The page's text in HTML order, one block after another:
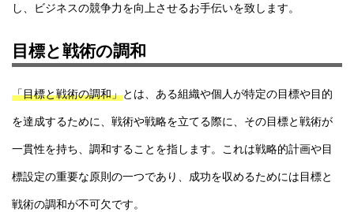
し、ビジネスの競争力を向上させるお手伝いを致します。
目標と戦術の調和
「目標と戦術の調和」とは、ある組織や個人が特定の目標や目的
を達成するために、戦術や戦略を立てる際に、その目標と戦術が
一貫性を持ち、調和することを指します。これは戦略的計画や目
標設定の重要な原則の一つであり、成功を収めるためには目標と
戦術の調和が不可欠です。